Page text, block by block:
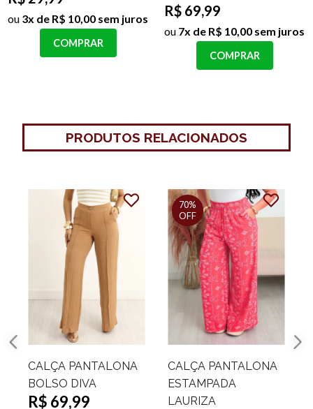
ou 3x de R$ 10,00 sem juros
COMPRAR
R$ 69,99
ou 7x de R$ 10,00 sem juros
COMPRAR
PRODUTOS RELACIONADOS
CALÇA PANTALONA
ESTAMPADA
LAURIZA
CALÇA PANTALONA
ESTAMPADA
SABRINA